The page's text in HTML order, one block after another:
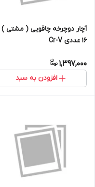
آچار دوچرخه چاقویی ( مشتی )
16 عددی Cr-V
1,397,000
افزودن به سبد